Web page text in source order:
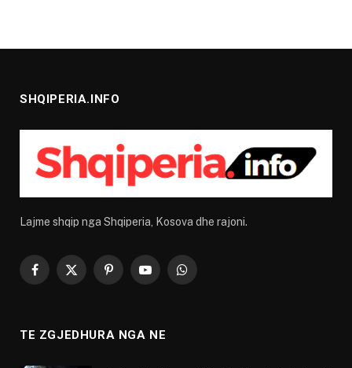
SHQIPERIA.INFO
Lajme shqip nga Shqiperia, Kosova dhe rajoni.
Facebook
X
PinterestYouTubeWhatsApp
TE ZGJEDHURA NGA NE